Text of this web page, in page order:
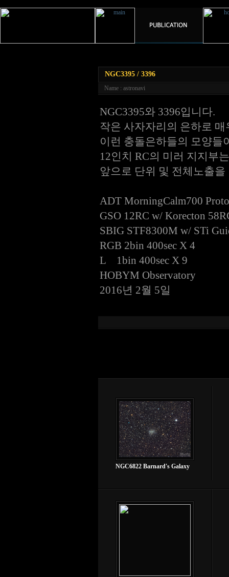
NGC3395 / 3396
Name : astronavi
NGC3395와 3396입니다.
작은 사자자리의 은하로
이런 충돌은하들의 모양들
12인치 RC의 미러 지지부
앞으로 단위 및 전체노출
ADT MorningCalm700
GSO 12RC w/ Korecton
SBIG STF8300M w/ STi
RGB 2bin 400sec X 4
L 1bin 400sec X 9
HOBYM Observatory
2016년 2월 5일
NGC6822 Barnard's Galaxy